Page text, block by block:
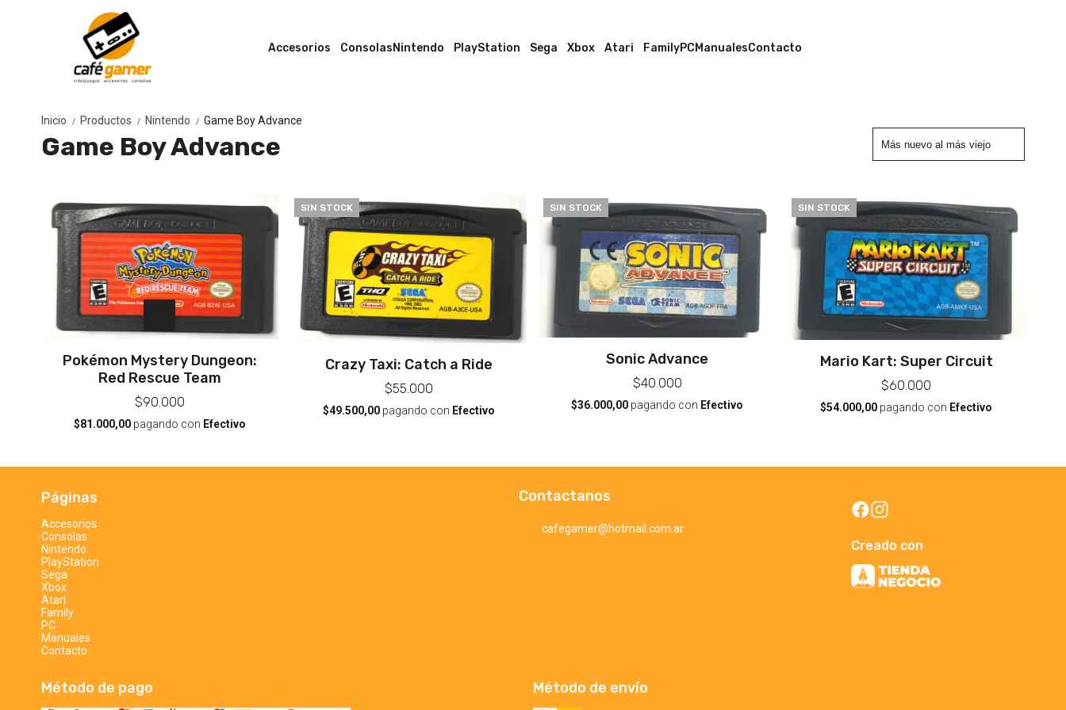
Accesorios ConsolasNintendo PlayStation Sega Xbox Atari FamilyPCManualesContacto
Inicio / Productos / Nintendo / Game Boy Advance
Game Boy Advance
Pokémon Mystery Dungeon:
Red Rescue Team
$90.000
$81.000,00pagando con Efectivo
SIN STOCK
Crazy Taxi: Catch a Ride
$55.000
$49.500,00pagando con Efectivo
SIN STOCK
Sonic Advance
$40.000
$36.000,00 pagando con Efectivo
SIN STOCK
Mario Kart: Super Circuit
$60.000
$54.000,00 pagando con Efectivo
Páginas
Accesorios
Consolas
Nintendo
PlayStation
Sega
Xbox
Atari
Family
PC
Manuales
Contacto
Contactanos
cafegamer@hotmail.com.ar
Creado con
Método de pago Método de envío